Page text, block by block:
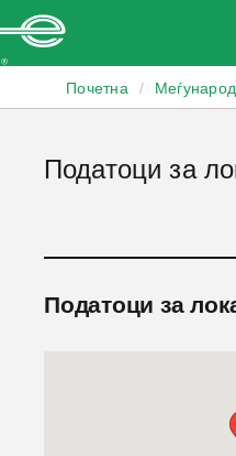
Почетна /
Податоци за
Податоци за